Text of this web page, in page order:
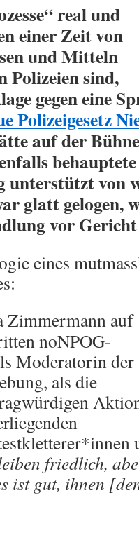
real und
einer Zeit von
und Mitteln
Polizeien sind,
gegen eine
Polizeigesetz
auf der
unterstützt von
glatt gelogen,
vor
eines
Zimmermann auf
noNPOG-
Moderatorin der
als die
friedlich,
ist gut, ihnen